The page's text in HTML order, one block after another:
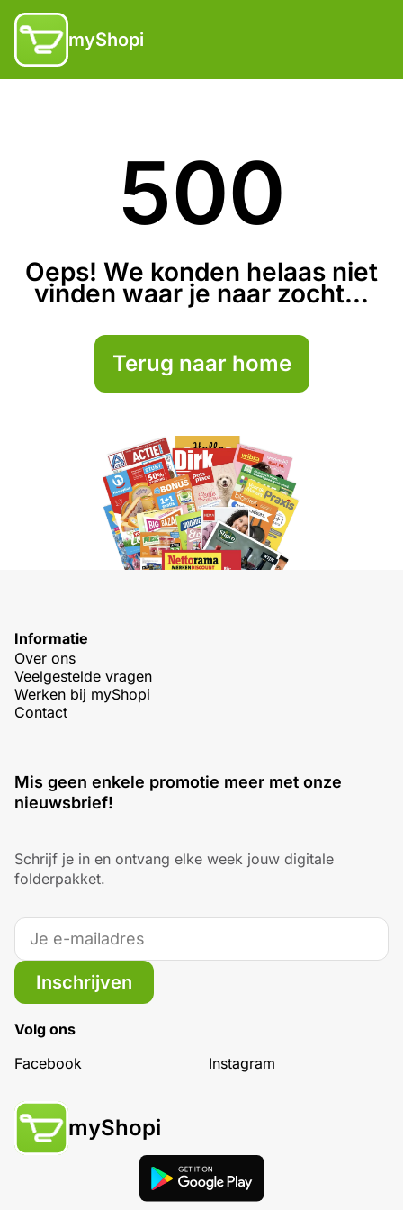
myShopi
500
Oeps! We konden helaas niet
vinden waar je naar zocht...
Terug naar home
Informatie
Over ons
Veelgestelde vragen
Werken bij myShopi
Contact
Mis geen enkele promotie meer met onze
nieuwsbrief!
Schrijf je in en ontvang elke week jouw digitale
folderpakket.
Inschrijven
Volg ons
Facebook
Instagram
myShopi